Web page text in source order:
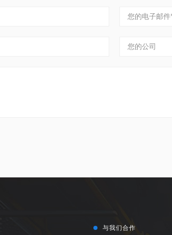
与我们合作